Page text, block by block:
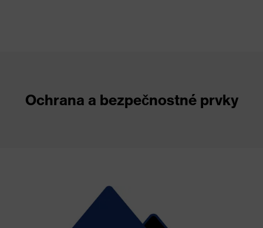
Ochrana a bezpečnostné prvky